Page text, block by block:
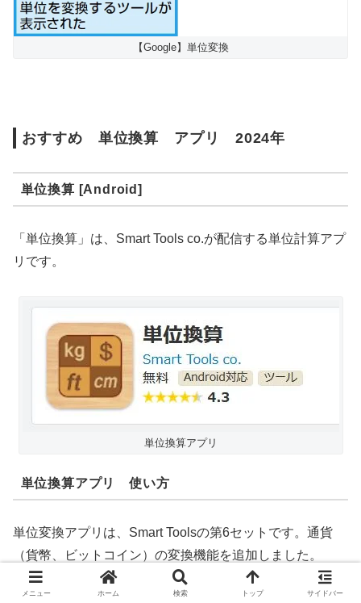
【Google】単位変換
おすすめ 単位換算 アプリ 2024年
単位換算 [Android]
「単位換算」は、Smart Tools co.が配信する単位計算アプ
リです。
単位換算アプリ
単位換算アプリ 使い方
単位変換アプリは、Smart Toolsの第6セットです。通貨
（貨幣、ビットコイン）の変換機能を追加しました。
メニュー ホーム 検索 トップ サイドバー